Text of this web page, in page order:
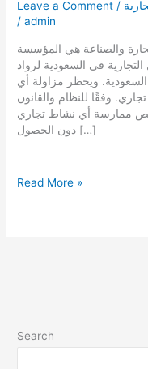
Leave a Comment /
/admin
والصناعة هي المؤسسة
في السعودية لرواد
السعودية. ويحظر مزاولة أي
وفقًا للنظام والقانون
ممارسة أي نشاط تجاري
دون الحصول […]
شروط
Read More »
Search